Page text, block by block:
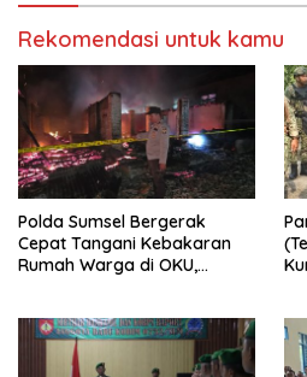
Rekomendasi untuk kamu
Polda Sumsel Bergerak
Cepat Tangani Kebakaran
Rumah Warga di OKU,